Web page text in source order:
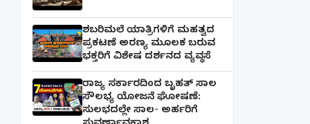
ಶಬರಿಮಲೆ ಯಾತ್ರಿಗಳಿಗೆ ಮಹತ್ವದ
ಪ್ರಕಟಣೆ ಅರಣ್ಯ ಮೂಲಕ ಬರುವ
ಭಕ್ತರಿಗೆ ವಿಶೇಷ ದರ್ಶನದ ವ್ಯವಸ್ಥೆ
ರಾಜ್ಯ ಸರ್ಕಾರದಿಂದ ಬೃಹತ್ ಸಾಲ
ಸೌಲಭ್ಯ ಯೋಜನೆ ಘೋಷಣೆ:
ಸುಲಭದಲ್ಲೇ ಸಾಲ- ಅರ್ಹರಿಗೆ